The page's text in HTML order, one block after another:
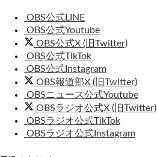
OBS公式LINE
OBS公式Youtube
OBS公式X (旧Twitter)
OBS公式TikTok
OBS公式Instagram
OBS報道部X (旧Twitter)
OBSニュース公式Youtube
OBSラジオ公式X (旧Twitter)
OBSラジオ公式TikTok
OBSラジオ公式Instagram